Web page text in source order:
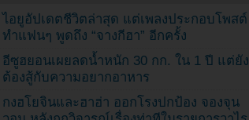
ไอยูอัปเดตชีวิตล่าสุด แต่เพลงประกอบโพสต์
ทำแฟนๆ พูดถึง “จางกีฮา” อีกครั้ง
อีซูฮยอนเผยลดน้ำหนัก 30 กก. ใน 1 ปี แต่ยัง
ต้องสู้กับความอยากอาหาร
กงฮโยจินและฮาฮ่า ออกโรงปกป้อง จองจุน